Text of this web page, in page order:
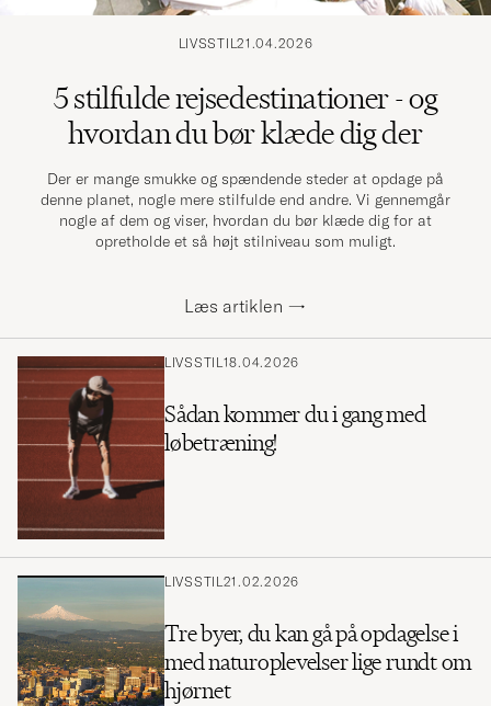
LIVSSTIL21.04.2026
5 stilfulde rejsedestinationer - og
hvordan du bør klæde dig der
Der er mange smukke og spændende steder at opdage på
denne planet, nogle mere stilfulde end andre. Vi gennemgår
nogle af dem og viser, hvordan du bør klæde dig for at
opretholde et så højt stilniveau som muligt.
Læs artiklen →
LIVSSTIL18.04.2026
Sådan kommer du i gang med
løbetræning!
LIVSSTIL21.02.2026
Tre byer, du kan gå på opdagelse i
med naturoplevelser lige rundt om
hjørnet